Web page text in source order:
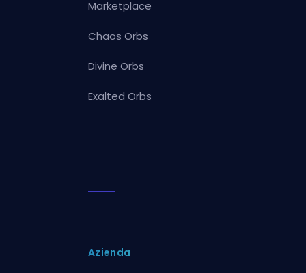
Marketplace
Chaos Orbs
Divine Orbs
Exalted Orbs
Azienda